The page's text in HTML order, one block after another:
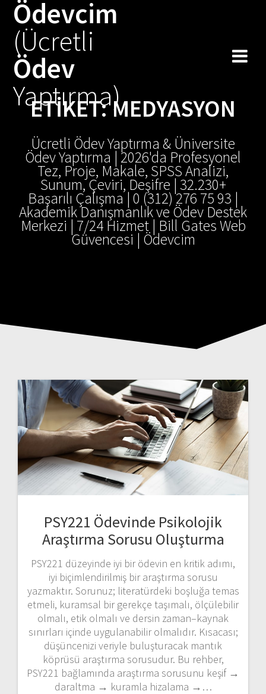
Ödevcim
(Ücretli
Ödev
Yaptırma)
ETIKET:MEDYASYON
Ücretli Ödev Yaptırma & Üniversite
Ödev Yaptırma | 2026'da Profesyonel
Tez, Proje, Makale, SPSS Analizi,
Sunum, Çeviri, Deşifre | 32.230+
Başarılı Çalışma | 0 (312) 276 75 93 |
Akademik Danışmanlık ve Ödev Destek
Merkezi | 7/24 Hizmet | Bill Gates Web
Güvencesi | Ödevcim
PSY221 Ödevinde Psikolojik
Araştırma Sorusu Oluşturma
PSY221 düzeyinde iyi bir ödevin en kritik adımı,
iyi biçimlendirilmiş bir araştırma sorusu
yazmaktır. Sorunuz; literatürdeki boşluğa temas
etmeli, kuramsal bir gerekçe taşımalı, ölçülebilir
olmalı, etik olmalı ve dersin zaman–kaynak
sınırları içinde uygulanabilir olmalıdır. Kısacası;
düşüncenizi veriyle buluşturacak mantık
köprüsü araştırma sorusudur. Bu rehber,
PSY221 bağlamında araştırma sorusunu keşif →
daraltma → kuramla hizalama →…